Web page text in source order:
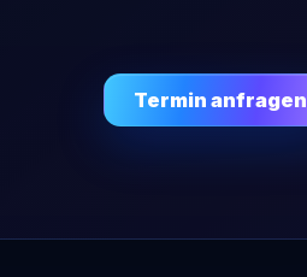
Termin anfragen